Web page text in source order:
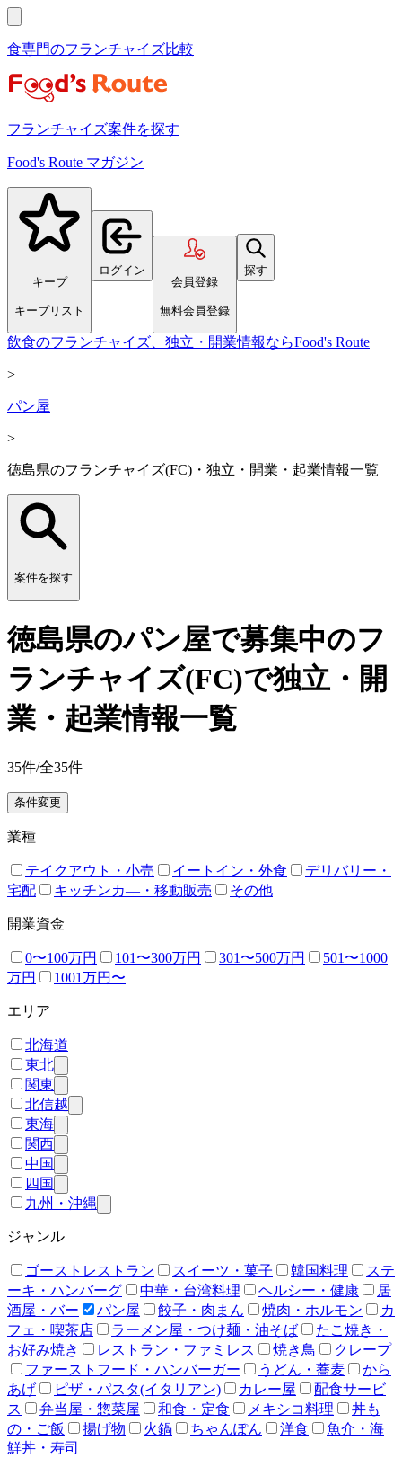
食専門のフランチャイズ比較
フランチャイズ案件を探す
Food's Route マガジン
キープ
キープリスト
ログイン
会員登録
無料会員登録
探す
飲食のフランチャイズ、独立・開業情報ならFood's Route
>
パン屋
>
徳島県のフランチャイズ(FC)・独立・開業・起業情報一覧
案件を探す
徳島県のパン屋で募集中のフ
ランチャイズ(FC)で独立・開
業・起業情報一覧
35件/全35件
条件変更
業種
テイクアウト・小売 イートイン・外食
デリバリー・
宅配
キッチンカ―・移動販売 その他
開業資金
0〜100万円 101〜300万円 301〜500万円
501〜1000
万円
1001万円〜
エリア
北海道
東北
関東
北信越
東海
関西
中国
四国
九州・沖縄
ジャンル
ゴーストレストラン スイーツ・菓子 韓国料理
ステ
ーキ・ハンバーグ
中華・台湾料理 ヘルシー・健康
居
酒屋・バー
パン屋 餃子・肉まん 焼肉・ホルモン
カ
フェ・喫茶店
ラーメン屋・つけ麺・油そば
たこ焼き・
お好み焼き
レストラン・ファミレス 焼き鳥
クレープ
ファーストフード・ハンバーガー
うどん・蕎麦
から
あげ
ピザ・パスタ(イタリアン) カレー屋
配食サービ
ス
弁当屋・惣菜屋 和食・定食 メキシコ料理
丼も
の・ご飯
揚げ物 火鍋 ちゃんぽん 洋食
魚介・海
鮮丼・寿司